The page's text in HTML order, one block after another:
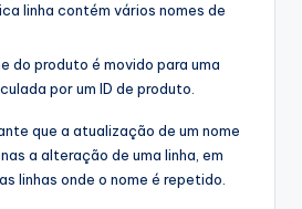
linha contém vários nomes de
do produto é movido para uma
por um ID de produto.
que a atualização de um nome
a alteração de uma linha, em
linhas onde o nome é repetido.